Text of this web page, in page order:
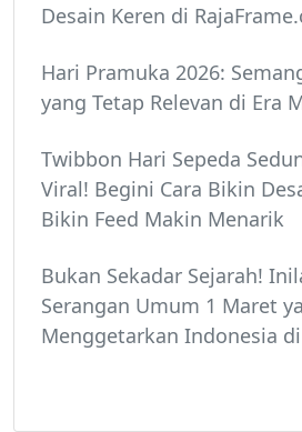
Desain Keren di
Hari Pramuka 2026:
yang Tetap Relevan di Era
Twibbon Hari Sepeda
Viral! Begini Cara Bikin
Bikin Feed Makin Menarik
Bukan Sekadar Sejarah!
Serangan Umum 1 Maret
Menggetarkan Indonesia